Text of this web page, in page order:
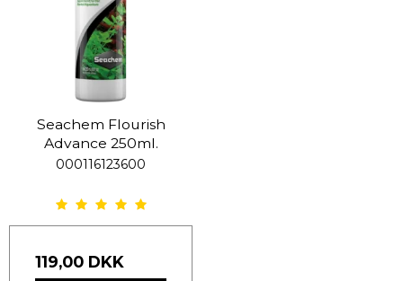
Seachem Flourish
Advance 250ml.
000116123600
119,00 DKK